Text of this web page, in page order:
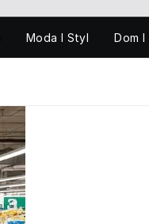
Moda I Styl Dom